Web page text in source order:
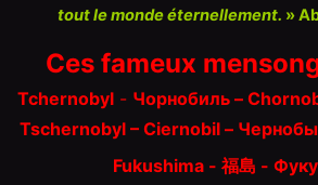
tout le monde éternellement. »
Ces fameux
Tchernobyl - Чорнобиль – Chorno
Tschernobyl – Ciernobil –
Fukushima - 福島 -